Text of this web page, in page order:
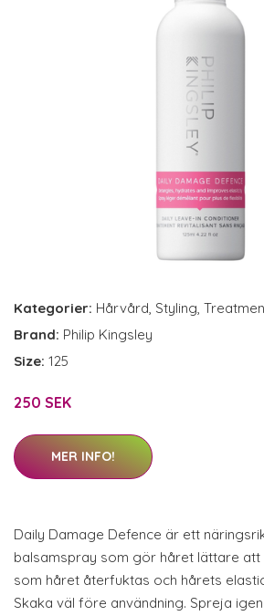
Kategorier: Hårvård, Styling,
Brand: Philip Kingsley
Size: 125
250 SEK
MER INFO!
Daily Damage Defence är ett
balsamspray som gör håret lättare att
som håret återfuktas och hårets
Skaka väl före användning. Spreja